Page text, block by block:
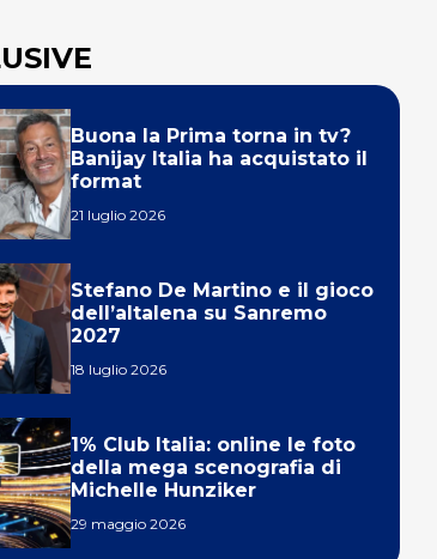
Buona la Prima torna in tv?
Banijay Italia ha acquistato il
format
21 luglio 2026
Stefano De Martino e il gioco
dell’altalena su Sanremo
2027
18 luglio 2026
1% Club Italia: online le foto
della mega scenografia di
Michelle Hunziker
29 maggio 2026